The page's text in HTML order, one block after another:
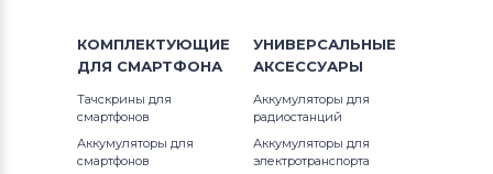
Polaroid
Блоки питания для мониторовSony
Блоки питания для мониторов
КОМПЛЕКТУЮЩИЕ
ДЛЯ СМАРТФОНА
Тачскрины для
смартфонов
Аккумуляторы для
смартфонов
УНИВЕРСАЛЬНЫЕ
АКСЕССУАРЫ
Аккумуляторы для
радиостанций
Аккумуляторы для
электротранспорта